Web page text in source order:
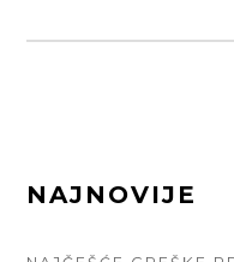
FOOTER
NAJNOVIJE